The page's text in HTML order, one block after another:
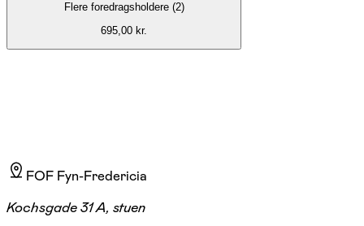
Flere foredragsholdere (2)
695,00 kr.
FOF Fyn-Fredericia
Kochsgade 31 A, stuen